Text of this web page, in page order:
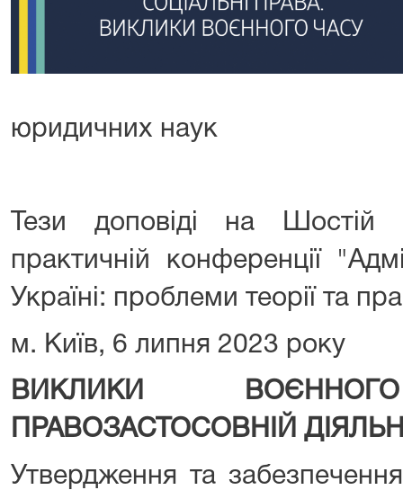
юридичних наук
Тези доповіді на Шостій
практичній конференції
Україні: проблеми теорії та
м. Київ, 6 липня 2023 року
ВИКЛИКИ
ПРАВОЗАСТОСОВНІЙ
Утвердження та